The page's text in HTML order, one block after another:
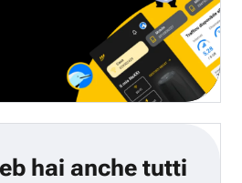
hai anche tutti